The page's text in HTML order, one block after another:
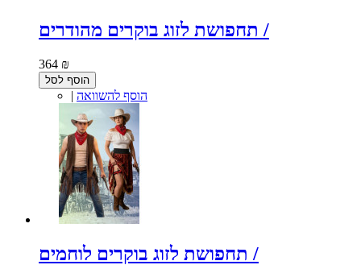
תחפושת לזוג בוקרים מהודרים /
364 ₪
הוסף לסל
| הוסף להשוואה
תחפושת לזוג בוקרים לוחמים /